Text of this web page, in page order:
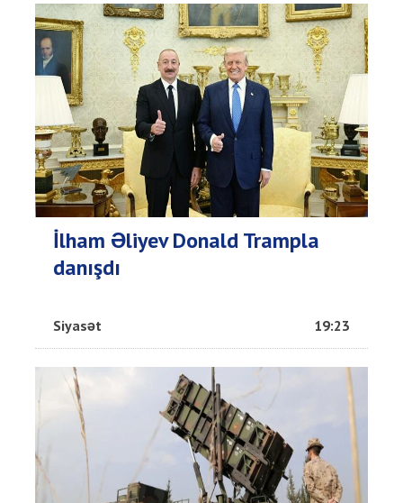
İlham Əliyev Donald Trampla
danışdı
Siyasət 19:23